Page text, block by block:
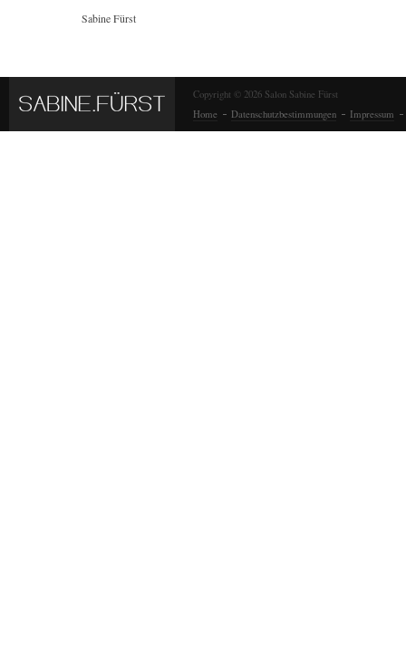
Sabine Fürst
Copyright © 2026 Salon Sabine Fürst
Home
Datenschutzbestimmungen Impressum